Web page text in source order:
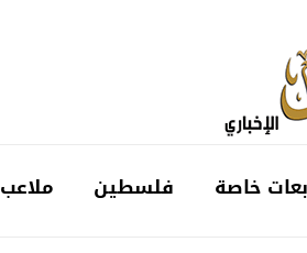
خاصة فلسطين ملاعب